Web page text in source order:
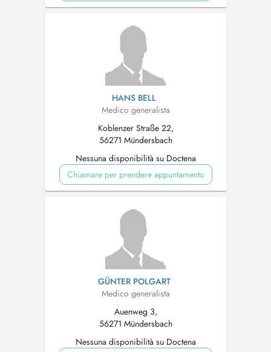
HANS BELL
Medico generalista
Koblenzer Straße 22,
56271 Mündersbach
Nessuna disponibilità su Doctena
Chiamare per prendere appuntamento
GÜNTER POLGART
Medico generalista
Auenweg 3,
56271 Mündersbach
Nessuna disponibilità su Doctena